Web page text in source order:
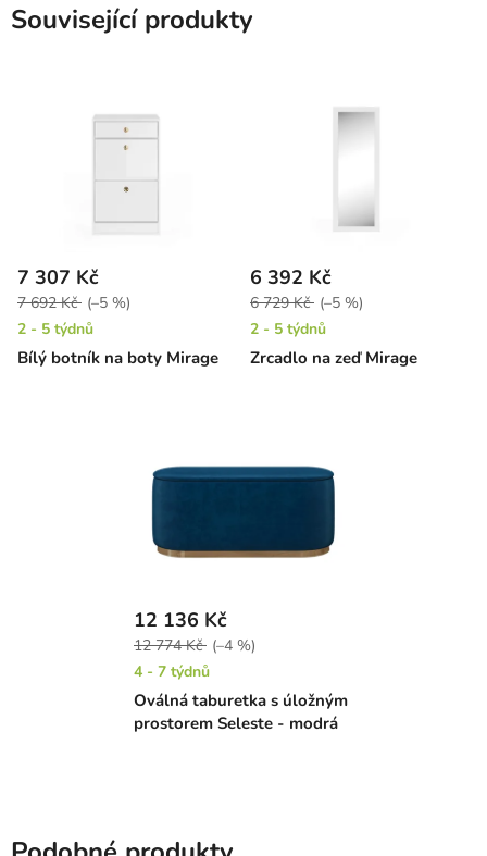
Související produkty
Bílý botník na boty Mirage
7 307 Kč
7 692 Kč (–5 %)
2 - 5 týdnů
Zrcadlo na zeď Mirage
6 392 Kč
6 729 Kč (–5 %)
2 - 5 týdnů
Oválná taburetka s úložným
prostorem Seleste - modrá
12 136 Kč
12 774 Kč (–4 %)
4 - 7 týdnů